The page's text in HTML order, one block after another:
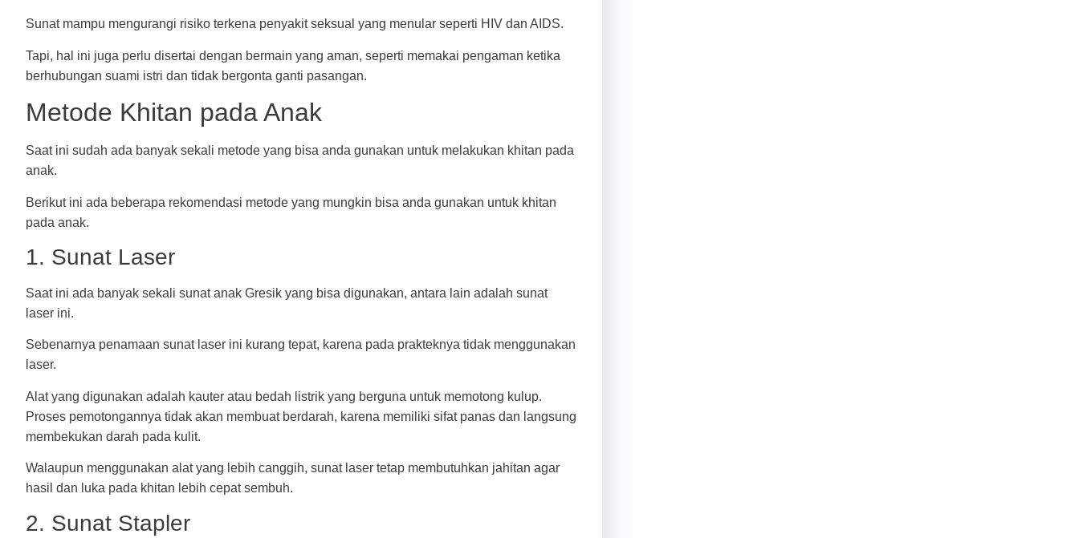
Sunat mampu mengurangi risiko terkena penyakit seksual yang menular seperti HIV dan AIDS.
Tapi, hal ini juga perlu disertai dengan bermain yang aman, seperti memakai pengaman ketika
berhubungan suami istri dan tidak bergonta ganti pasangan.
Metode Khitan pada Anak
Saat ini sudah ada banyak sekali metode yang bisa anda gunakan untuk melakukan khitan pada
anak.
Berikut ini ada beberapa rekomendasi metode yang mungkin bisa anda gunakan untuk khitan
pada anak.
1. Sunat Laser
Saat ini ada banyak sekali sunat anak Gresik yang bisa digunakan, antara lain adalah sunat
laser ini.
Sebenarnya penamaan sunat laser ini kurang tepat, karena pada prakteknya tidak menggunakan
laser.
Alat yang digunakan adalah kauter atau bedah listrik yang berguna untuk memotong kulup.
Proses pemotongannya tidak akan membuat berdarah, karena memiliki sifat panas dan langsung
membekukan darah pada kulit.
Walaupun menggunakan alat yang lebih canggih, sunat laser tetap membutuhkan jahitan agar
hasil dan luka pada khitan lebih cepat sembuh.
2. Sunat Stapler